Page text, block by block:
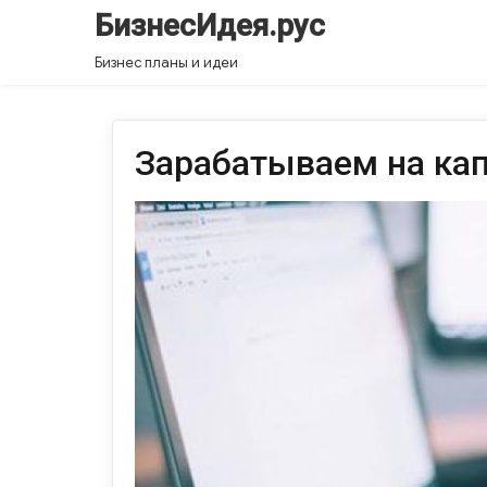
БизнесИдея.рус
Бизнес планы и идеи
Зарабатываем на